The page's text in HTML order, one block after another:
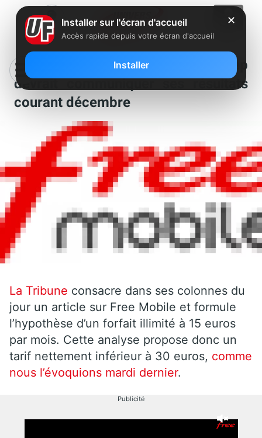
Couverture Free Mobile : l’Arcep
devrait communiquer ses résultats
courant décembre
La Tribune consacre dans ses colonnes du
jour un article sur Free Mobile et formule
l’hypothèse d’un forfait illimité à 15 euros
par mois. Cette analyse propose donc un
tarif nettement inférieur à 30 euros, comme
nous l’évoquions mardi dernier.
Publicité
✕
Installer sur l'écran d'accueil
Accès rapide depuis votre écran d'accueil
Installer